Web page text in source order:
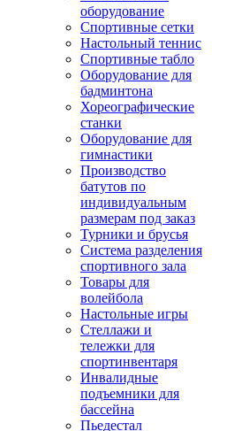
оборудование
Спортивные сетки
Настольный теннис
Спортивные табло
Оборудование для
бадминтона
Хореографические
станки
Оборудование для
гимнастики
Производство
батутов по
индивидуальным
размерам под заказ
Турники и брусья
Система разделения
спортивного зала
Товары для
волейбола
Настольные игры
Стеллажи и
тележки для
спортинвентаря
Инвалидные
подъемники для
бассейна
Пьедестал